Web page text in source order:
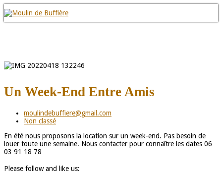
Un Week-End Entre Amis
moulindebuffiere@gmail.com
Non classé
En été nous proposons la location sur un week-end. Pas besoin de
louer toute une semaine. Nous contacter pour connaître les dates 06
03 91 18 78
Please follow and like us: